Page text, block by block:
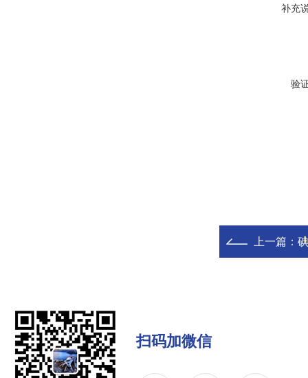
补充
验
上一篇：
扫码加微信